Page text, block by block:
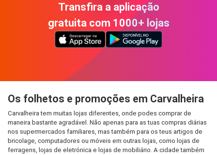
Transfira a aplicação
gratuita com 1000+ lojas
Os folhetos e promoções em Carvalheira
Carvalheira tem muitas lojas diferentes, onde podes comprar de
maneira bastante agradável. Não apenas para as tuas compras diárias
nos supermercados familiares, mas também para os teus artigos de
bricolage, computadores ou móveis em outras lojas, como lojas de
ferragens, lojas de eletrónica e lojas de mobiliário. A cidade também